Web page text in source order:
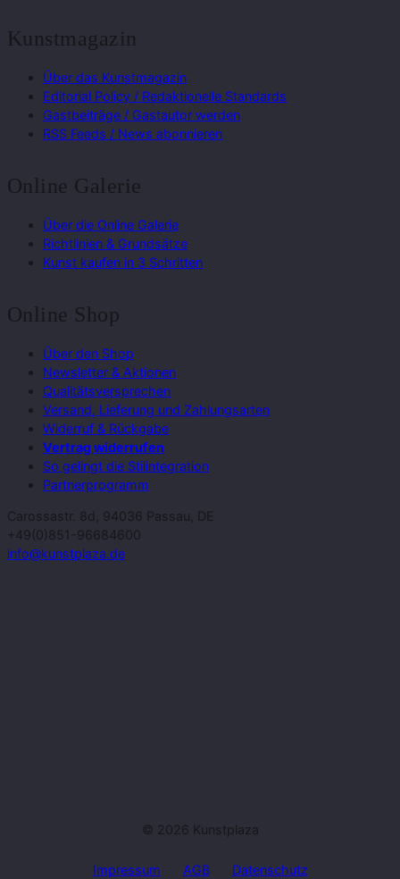
Kunstmagazin
Über das Kunstmagazin
Editorial Policy / Redaktionelle Standards
Gastbeiträge / Gastautor werden
RSS Feeds / News abonnieren
Online Galerie
Über die Online Galerie
Richtlinien & Grundsätze
Kunst kaufen in 3 Schritten
Online Shop
Über den Shop
Newsletter & Aktionen
Qualitätsversprechen
Versand, Lieferung und Zahlungsarten
Widerruf & Rückgabe
Vertrag widerrufen
So gelingt die Stilintegration
Partnerprogramm
Carossastr. 8d, 94036 Passau, DE
+49(0)851-96684600
info@kunstplaza.de
© 2026 Kunstplaza
Impressum AGB Datenschutz